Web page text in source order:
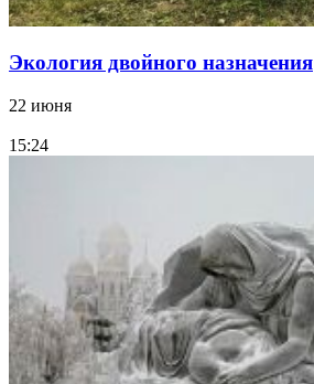
Экология двойного назначения
22 июня
15:24